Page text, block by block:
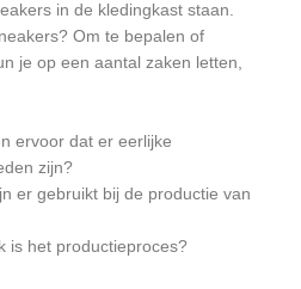
in de kledingkast staan.
Om te bepalen of
je op een aantal zaken letten,
ervoor dat er eerlijke
zijn?
er gebruikt bij de productie van
is het productieproces?